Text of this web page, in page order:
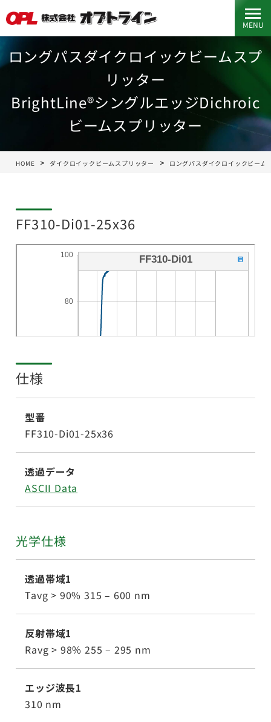
MENU
ロングパスダイクロイックビームスプ
リッター
BrightLine®シングルエッジDichroic
ビームスプリッター
HOME ダイクロイックビームスプリッター ロングパスダイクロイックビーム
FF310-Di01-25x36
仕様
型番
FF310-Di01-25x36
透過データ
ASCII Data
光学仕様
透過帯域1
Tavg > 90% 315 – 600 nm
反射帯域1
Ravg > 98% 255 – 295 nm
エッジ波長1
310 nm